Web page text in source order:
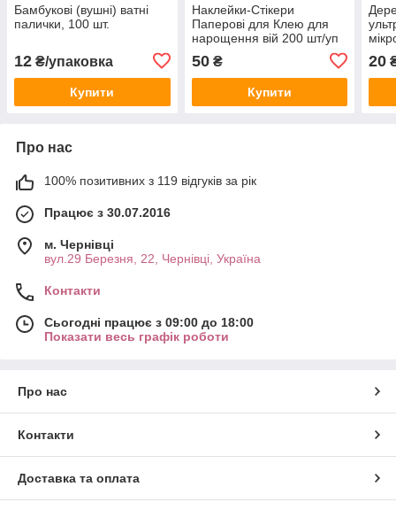
Бамбукові (вушні) ватні
палички, 100 шт.
12 ₴/упаковка
Купити
Наклейки-Стікери
Паперові для Клею для
нарощення вій 200 шт/уп
50₴
Купити
20
Про нас
100% позитивних з 119 відгуків за рік
Працює з 30.07.2016
м. Чернівці
вул.29 Березня, 22, Чернівці, Україна
Контакти
Сьогодні працює з 09:00 до 18:00
Показати весь графік роботи
Про нас
Контакти
Доставка та оплата